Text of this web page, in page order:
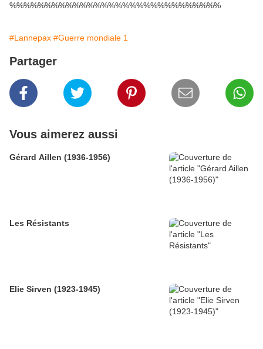
%%%%%%%%%%%%%%%%%%%%%%%%%%%%%%
#Lannepax #Guerre mondiale 1
Partager
Vous aimerez aussi
Gérard Aillen (1936-1956)
Les Résistants
Elie Sirven (1923-1945)